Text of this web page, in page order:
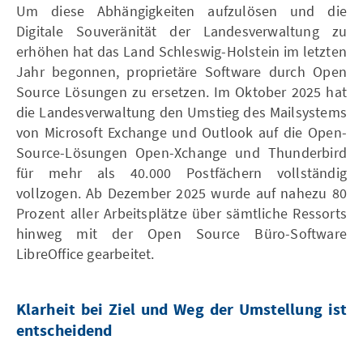
Um diese Abhängigkeiten aufzulösen und die
Digitale Souveränität der Landesverwaltung zu
erhöhen hat das Land Schleswig-Holstein im letzten
Jahr begonnen, proprietäre Software durch Open
Source Lösungen zu ersetzen. Im Oktober 2025 hat
die Landesverwaltung den Umstieg des Mailsystems
von Microsoft Exchange und Outlook auf die Open-
Source-Lösungen Open-Xchange und Thunderbird
für mehr als 40.000 Postfächern vollständig
vollzogen. Ab Dezember 2025 wurde auf nahezu 80
Prozent aller Arbeitsplätze über sämtliche Ressorts
hinweg mit der Open Source Büro-Software
LibreOffice gearbeitet.
Klarheit bei Ziel und Weg der Umstellung ist
entscheidend